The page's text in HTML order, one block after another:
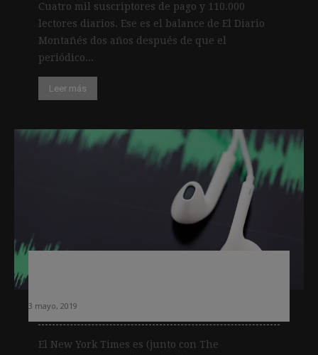
Cuatro mil suscriptores de pago y 110.000
lectores diarios. Ese es el balance de El Diario
Montañés dos años después de que el
periódico...
Leer más
3 mayo, 2019
El New York Times es (junto con The